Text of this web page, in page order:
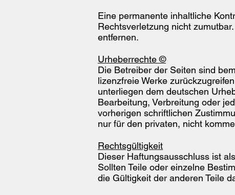
Eine permanente inhaltliche
Rechtsverletzung nicht
entfernen.
Urheberrechte ©
Die Betreiber der Seiten sind
lizenzfreie Werke
unterliegen dem deutschen
Bearbeitung, Verbreitung oder
vorherigen schriftlichen
nur für den privaten, nicht
Rechtsgültigkeit
Dieser Haftungsausschluss ist
Sollten Teile oder einzelne
die Gültigkeit der anderen Teile